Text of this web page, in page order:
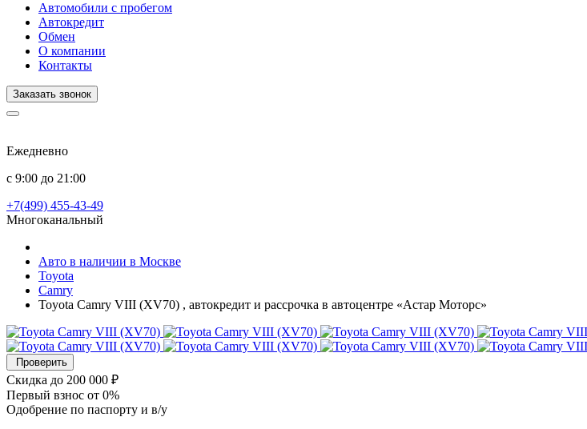
Автомобили с пробегом
Автокредит
Обмен
О компании
Контакты
Заказать звонок
Ежедневно
с 9:00 до 21:00
+7(499) 455-43-49
Многоканальный
Авто в наличии в Москве
Toyota
Camry
Toyota Camry VIII (XV70) , автокредит и рассрочка в автоцентре «Астар Моторс»
Проверить
Скидка до 200 000 ₽
Первый взнос от 0%
Одобрение по паспорту и в/у